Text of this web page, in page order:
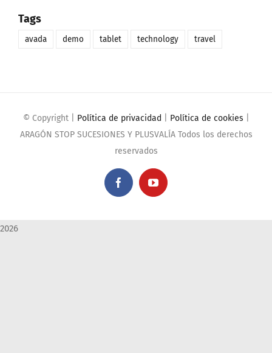
Tags
avada demo tablet technology travel
© Copyright Política de privacidad Política de cookies
ARAGÓN STOP SUCESIONES Y PLUSVALÍA Todos los derechos
reservados
FacebookYouTube
2026